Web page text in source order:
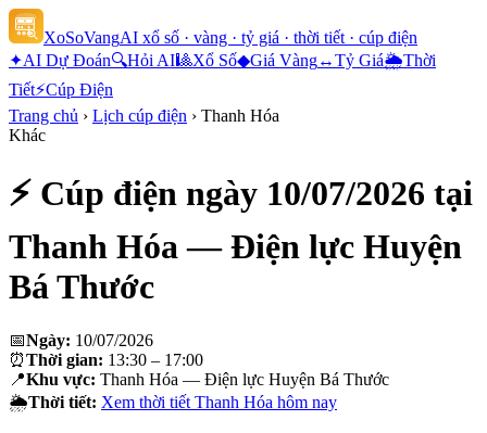
XoSoVangAI xổ số · vàng · tỷ giá · thời tiết · cúp điện
✦AI Dự Đoán🔍Hỏi AI🎱Xổ Số◆Giá Vàng↔Tỷ Giá🌦Thời
Tiết⚡Cúp Điện
Trang chủ › Lịch cúp điện › Thanh Hóa
Khác
⚡ Cúp điện ngày 10/07/2026 tại
Thanh Hóa — Điện lực Huyện
Bá Thước
📅Ngày: 10/07/2026
⏰Thời gian: 13:30 – 17:00
📍Khu vực: Thanh Hóa — Điện lực Huyện Bá Thước
🌦Thời tiết: Xem thời tiết Thanh Hóa hôm nay